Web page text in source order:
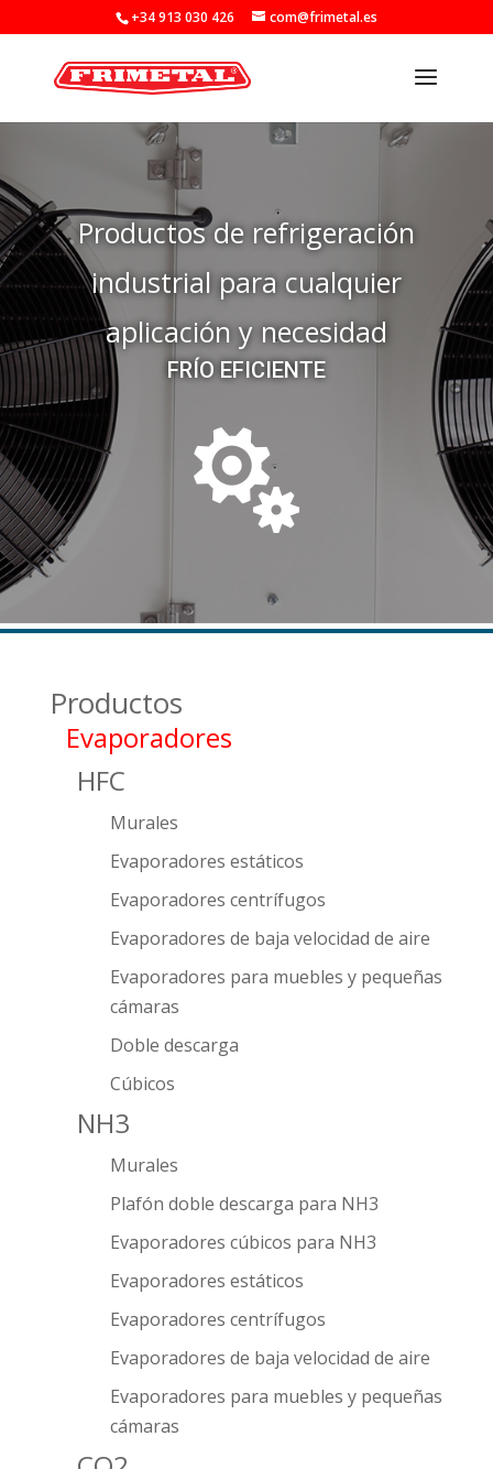
+34 913 030 426 com@frimetal.es
Productos de refrigeración
industrial para cualquier
aplicación y necesidad
FRÍO EFICIENTE

Productos
Evaporadores
HFC
Murales
Evaporadores estáticos
Evaporadores centrífugos
Evaporadores de baja velocidad de aire
Evaporadores para muebles y pequeñas
cámaras
Doble descarga
Cúbicos
NH3
Murales
Plafón doble descarga para NH3
Evaporadores cúbicos para NH3
Evaporadores estáticos
Evaporadores centrífugos
Evaporadores de baja velocidad de aire
Evaporadores para muebles y pequeñas
cámaras